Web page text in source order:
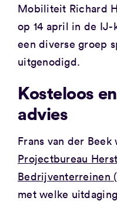
Mobiliteit Richard
op 14 april in de
een diverse groep
uitgenodigd.
Kosteloos
advies
Frans van der
Projectbureau
Bedrijventerreinen
met welke